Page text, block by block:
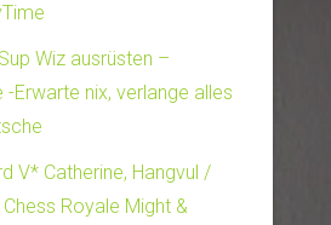
Wiz ausrüsten –
Erwarte nix, verlange alles
V* Catherine, Hangvul /
Royale Might &